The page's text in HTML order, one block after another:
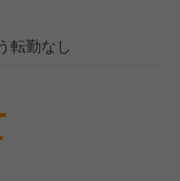
転勤なし